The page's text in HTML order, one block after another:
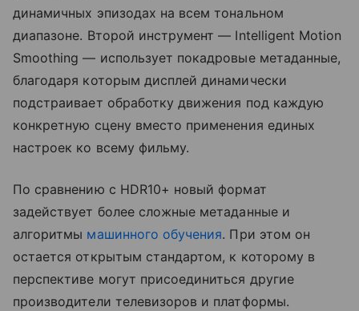
динамичных эпизодах на всем тональном
диапазоне. Второй инструмент — Intelligent Motion
Smoothing — использует покадровые метаданные,
благодаря которым дисплей динамически
подстраивает обработку движения под каждую
конкретную сцену вместо применения единых
настроек ко всему фильму.
По сравнению с HDR10+ новый формат
задействует более сложные метаданные и
алгоритмы машинного обучения. При этом он
остается открытым стандартом, к которому в
перспективе могут присоединиться другие
производители телевизоров и платформы.